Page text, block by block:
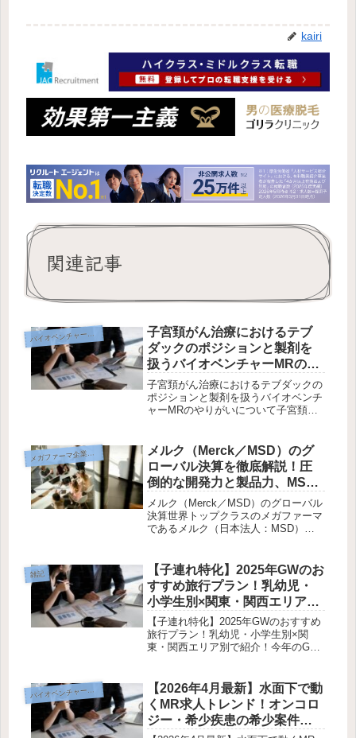
kairi
関連記事
バイオベンチャー企業研究
子宮頚がん治療におけるテブ
ダックのポジションと製剤を
扱うバイオベンチャーMRのや
りがいについて
子宮頚がん治療におけるテブダックの
ポジションと製剤を扱うバイオベンチ
ャーMRのやりがいについて子宮頚が
患者数• 日本：毎年約1万5,000人が新
たに子宮頚...
メ
ガファーマ企業研究
メルク（Merck／MSD）のグ
ローバル決算を徹底解説！圧
倒的な開発力と製品力、MSD
の国内での拡大の可能性
メルク（Merck／MSD）のグローバル
決算世界トップクラスのメガファーマ
であるメルク（日本法人：MSD）。
ました。単なる売上規模の大きさでは
なく、ブロックバスター創出...
雑記
【子連れ特化】2025年GWのお
すすめ旅行プラン！乳幼児・
小学生別×関東・関西エリア別
で紹介！
【子連れ特化】2025年GWのおすすめ
旅行プラン！乳幼児・小学生別×関
東・関西エリア別で紹介！今年のGW
で今回は、乳幼児・小学生の子どもが
楽しめる体験型＆リラックス旅をご...
バイオベンチャー転職戦略
【2026年4月最新】水面下で動
くMR求人トレンド！オンコロ
ジー・希少疾患の希少案件を